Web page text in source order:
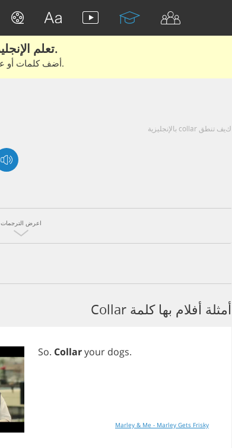
تعلم الإنجليزية الحقيقية من الأفلام والكتب.
أضف كلمات أو عبارات للتعلم والتدريب مع متعلمين آخرين.
كيف تنطق collar بالإنجليزية
اعرض الترجمات
أمثلة أفلام بها كلمة Collar
So. Collaryour dogs.
Marley & Me - Marley Gets Frisky